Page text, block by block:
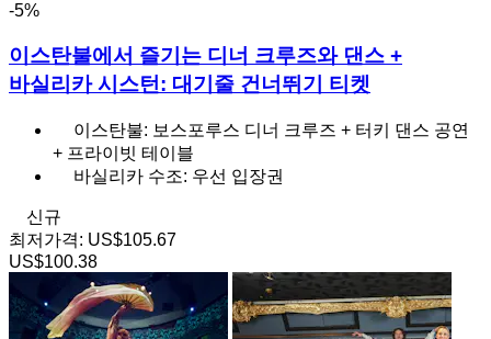
-5%
이스탄불에서 즐기는 디너 크루즈와 댄스 +
바실리카 시스턴: 대기줄 건너뛰기 티켓
이스탄불: 보스포루스 디너 크루즈 + 터키 댄스 공연
+ 프라이빗 테이블
바실리카 수조: 우선 입장권
신규
최저가격: US$105.67
US$100.38